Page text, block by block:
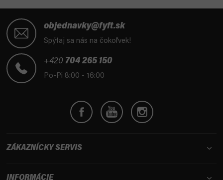
objednavky@fyft.sk
Spýtaj sa nás na čokoľvek!
+420 704 265 150
Po-Pi 8:00 - 16:00
ZÁKAZNÍCKY SERVIS
INFORMÁCIE